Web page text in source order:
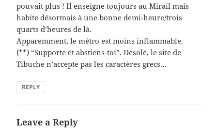
pouvait plus ! Il enseigne toujours au Mirail mais
habite désormais à une bonne demi-heure/trois
quarts d’heures de là.
Apparemment, le métro est moins inflammable.
(**) “Supporte et abstiens-toi”. Désolé, le site de
Tibuche n’accepte pas les caractères grecs…
REPLY
Leave a Reply